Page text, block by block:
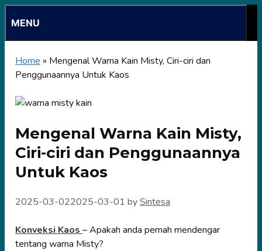
to
content
MENU
Home » Mengenal Warna Kain Misty, Ciri-ciri dan
Penggunaannya Untuk Kaos
Mengenal Warna Kain Misty,
Ciri-ciri dan Penggunaannya
Untuk Kaos
2025-03-022025-03-01 bySintesa
Konveksi Kaos – Apakah anda pernah mendengar
tentang warna Misty?